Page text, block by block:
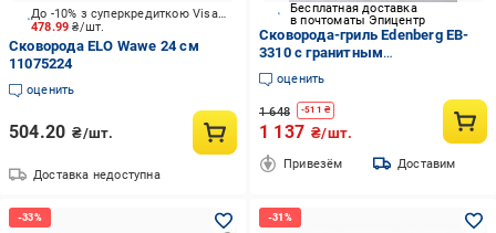
478.99₴/шт.
До -10% з суперкредиткою Visa Вигода
Сковорода ELO Wawe 24 см
11075224
оценить
504.20 ₴/шт.
Доставка недоступна
Бесплатная доставка
в почтоматы Эпицентр
Сковорода-гриль Edenberg EB-
3310 с гранитным
антипригарным покрытием для
индукционной плиты 28 см (EPI-
15102025-1084)
оценить
1 648 -511 ₴
1 137 ₴/шт.
Привезём Доставим